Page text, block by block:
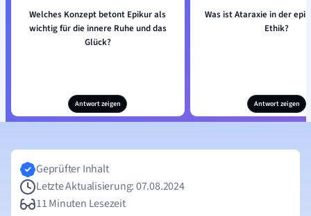
Welches Konzept betont Epikur als
wichtig für die innere Ruhe und das
Glück?
Antwort zeigen
Was ist Ataraxie in der
Ethik?
Antwort zeigen
Geprüfter Inhalt
Letzte Aktualisierung: 07.08.2024
11 Minuten Lesezeit